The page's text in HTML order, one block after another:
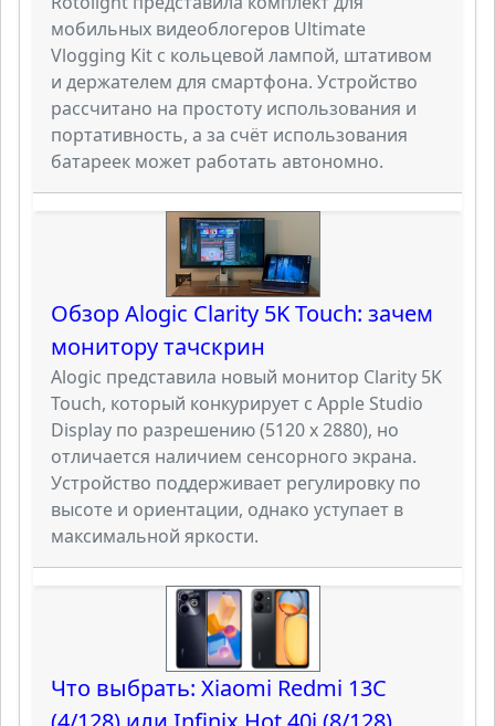
мобильных видеоблогеров Ultimate
Vlogging Kit с кольцевой лампой, штативом
и держателем для смартфона. Устройство
рассчитано на простоту использования и
портативность, а за счёт использования
батареек может работать автономно.
Обзор Alogic Clarity 5K Touch: зачем
монитору тачскрин
Alogic представила новый монитор Clarity 5K
Touch, который конкурирует с Apple Studio
Display по разрешению (5120 х 2880), но
отличается наличием сенсорного экрана.
Устройство поддерживает регулировку по
высоте и ориентации, однако уступает в
максимальной яркости.
Что выбрать: Xiaomi Redmi 13C